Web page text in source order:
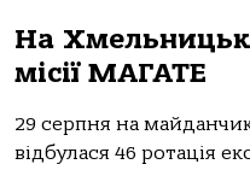
На
місії МАГАТЕ
29 серпня на
відбулася 46 ротація